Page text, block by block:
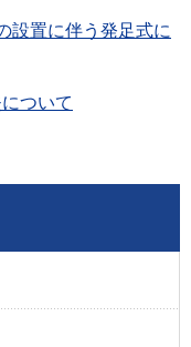
設置に伴う発足式に
ついて